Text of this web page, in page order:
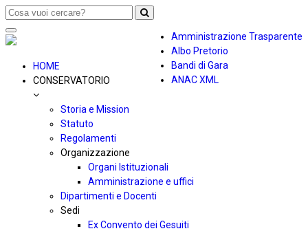
Amministrazione Trasparente
Albo Pretorio
Bandi di Gara
ANAC XML
Toggle
navigation
HOME
CONSERVATORIO
Storia e Mission
Statuto
Regolamenti
Organizzazione
Organi Istituzionali
Amministrazione e uffici
Dipartimenti e Docenti
Sedi
Ex Convento dei Gesuiti